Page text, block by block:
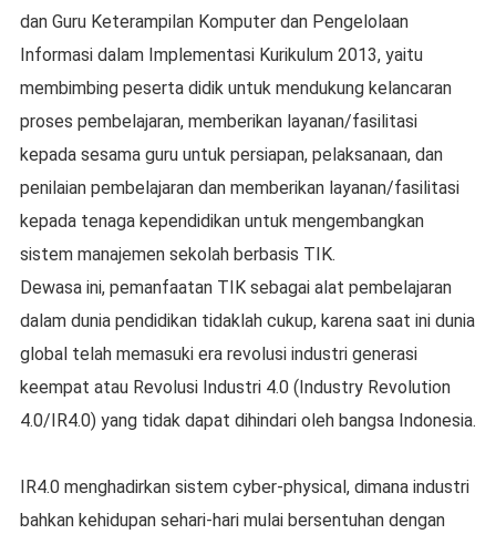
dan Guru Keterampilan Komputer dan Pengelolaan
Informasi dalam Implementasi Kurikulum 2013, yaitu
membimbing peserta didik untuk mendukung kelancaran
proses pembelajaran, memberikan layanan/fasilitasi
kepada sesama guru untuk persiapan, pelaksanaan, dan
penilaian pembelajaran dan memberikan layanan/fasilitasi
kepada tenaga kependidikan untuk mengembangkan
sistem manajemen sekolah berbasis TIK.
Dewasa ini, pemanfaatan TIK sebagai alat pembelajaran
dalam dunia pendidikan tidaklah cukup, karena saat ini dunia
global telah memasuki era revolusi industri generasi
keempat atau Revolusi Industri 4.0 (Industry Revolution
4.0/IR4.0) yang tidak dapat dihindari oleh bangsa Indonesia.
IR4.0 menghadirkan sistem cyber-physical, dimana industri
bahkan kehidupan sehari-hari mulai bersentuhan dengan